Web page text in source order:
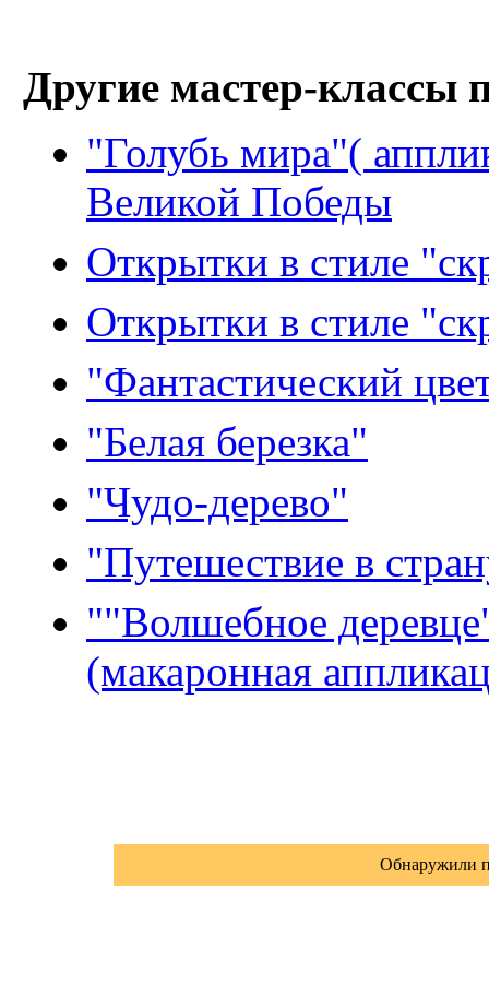
Другие мастер-классы
"Голубь мира"(
Великой Победы
Открытки в стиле
Открытки в стиле
"Фантастический
"Белая березка"
"Чудо-дерево"
"Путешествие в
""Волшебное
(макаронная
Обнаружили